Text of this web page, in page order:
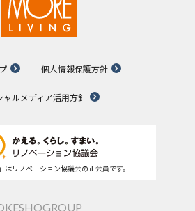
個人情報保護方針
ャルメディア活用方針
はリノベーション協議会の正会員です。